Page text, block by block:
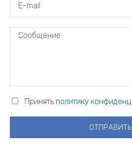
Принять политику
ОТПРАВИТЬ